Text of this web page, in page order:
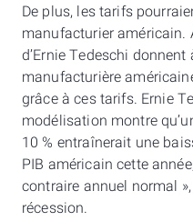
De plus, les tarifs
manufacturier américain.
d’Ernie Tedeschi
manufacturière
grâce à ces tarifs. Ernie
modélisation montre
10 % entraînerait une
PIB américain cette
contraire annuel normal
récession.